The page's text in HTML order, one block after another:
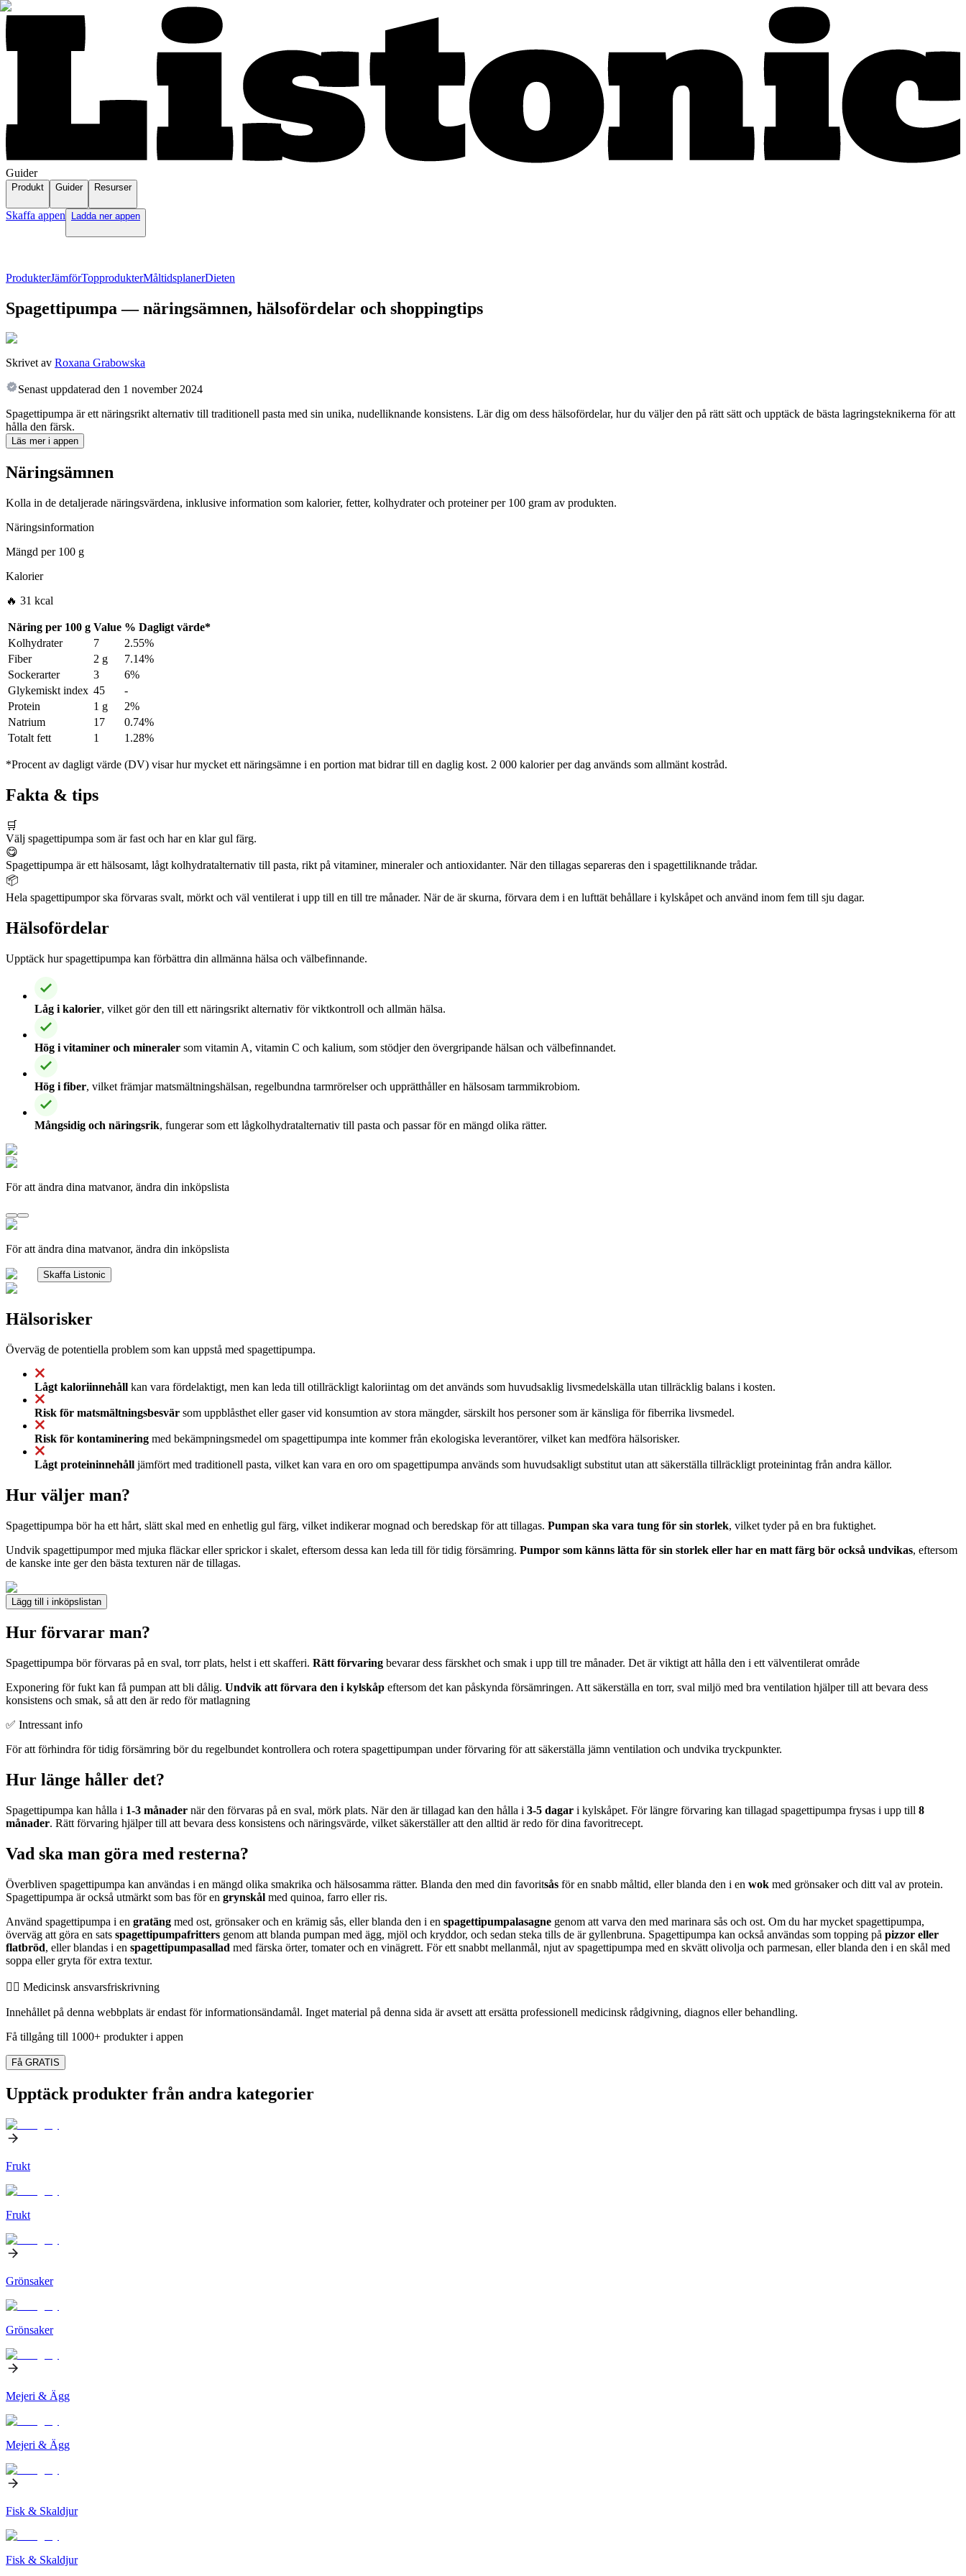
Guider
Produkt Guider Resurser
Skaffa appen Ladda ner appen
ProdukterJämförTopprodukterMåltidsplanerDieten
Spagettipumpa — näringsämnen, hälsofördelar och shoppingtips
Skrivet av Roxana Grabowska
Senast uppdaterad den 1 november 2024
Spagettipumpa är ett näringsrikt alternativ till traditionell pasta med sin unika, nudelliknande konsistens. Lär dig om dess hälsofördelar, hur du väljer den på rätt sätt och upptäck de bästa lagringsteknikerna för att
hålla den färsk.
Läs mer i appen
Näringsämnen
Kolla in de detaljerade näringsvärdena, inklusive information som kalorier, fetter, kolhydrater och proteiner per 100 gram av produkten.
Näringsinformation
Mängd per100 g
Kalorier
🔥 31 kcal
Näring per 100 g Value % Dagligt värde*
Kolhydrater
7
2.55%
Fiber
2 g
7.14%
Sockerarter
3
6%
Glykemiskt index 45
-
Protein
1 g
2%
Natrium
17
0.74%
Totalt fett
1 1.28%
*Procent av dagligt värde (DV) visar hur mycket ett näringsämne i en portion mat bidrar till en daglig kost. 2 000 kalorier per dag används som allmänt kostråd.
Fakta & tips
🛒
Välj spagettipumpa som är fast och har en klar gul färg.
😋
Spagettipumpa är ett hälsosamt, lågt kolhydratalternativ till pasta, rikt på vitaminer, mineraler och antioxidanter. När den tillagas separeras den i spagettiliknande trådar.
📦
Hela spagettipumpor ska förvaras svalt, mörkt och väl ventilerat i upp till en till tre månader. När de är skurna, förvara dem i en lufttät behållare i kylskåpet och använd inom fem till sju dagar.
Hälsofördelar
Upptäck hur spagettipumpa kan förbättra din allmänna hälsa och välbefinnande.
Låg i kalorier, vilket gör den till ett näringsrikt alternativ för viktkontroll och allmän hälsa.
Hög i vitaminer och mineraler som vitamin A, vitamin C och kalium, som stödjer den övergripande hälsan och välbefinnandet.
Hög i fiber, vilket främjar matsmältningshälsan, regelbundna tarmrörelser och upprätthåller en hälsosam tarmmikrobiom.
Mångsidig och näringsrik, fungerar som ett lågkolhydratalternativ till pasta och passar för en mängd olika rätter.
För att ändra dina matvanor, ändra din inköpslista
För att ändra dina matvanor, ändra din inköpslista
Skaffa Listonic
Hälsorisker
Överväg de potentiella problem som kan uppstå med spagettipumpa.
Lågt kaloriinnehåll kan vara fördelaktigt, men kan leda till otillräckligt kaloriintag om det används som huvudsaklig livsmedelskälla utan tillräcklig balans i kosten.
Risk för matsmältningsbesvär som uppblåsthet eller gaser vid konsumtion av stora mängder, särskilt hos personer som är känsliga för fiberrika livsmedel.
Risk för kontaminering med bekämpningsmedel om spagettipumpa inte kommer från ekologiska leverantörer, vilket kan medföra hälsorisker.
Lågt proteininnehåll jämfört med traditionell pasta, vilket kan vara en oro om spagettipumpa används som huvudsakligt substitut utan att säkerställa tillräckligt proteinintag från andra källor.
Hur väljer man?
Spagettipumpa bör ha ett hårt, slätt skal med en enhetlig gul färg, vilket indikerar mognad och beredskap för att tillagas. Pumpan ska vara tung för sin storlek, vilket tyder på en bra fuktighet.
Undvik spagettipumpor med mjuka fläckar eller sprickor i skalet, eftersom dessa kan leda till för tidig försämring. Pumpor som känns lätta för sin storlek eller har en matt färg bör också undvikas, eftersom
de kanske inte ger den bästa texturen när de tillagas.
Lägg till i inköpslistan
Hur förvarar man?
Spagettipumpa bör förvaras på en sval, torr plats, helst i ett skafferi. Rätt förvaring bevarar dess färskhet och smak i upp till tre månader. Det är viktigt att hålla den i ett välventilerat område
Exponering för fukt kan få pumpan att bli dålig. Undvik att förvara den i kylskåp eftersom det kan påskynda försämringen. Att säkerställa en torr, sval miljö med bra ventilation hjälper till att bevara dess
konsistens och smak, så att den är redo för matlagning
✅ Intressant info
För att förhindra för tidig försämring bör du regelbundet kontrollera och rotera spagettipumpan under förvaring för att säkerställa jämn ventilation och undvika tryckpunkter.
Hur länge håller det?
Spagettipumpa kan hålla i 1-3 månader när den förvaras på en sval, mörk plats. När den är tillagad kan den hålla i 3-5 dagar i kylskåpet. För längre förvaring kan tillagad spagettipumpa frysas i upp till 8
månader. Rätt förvaring hjälper till att bevara dess konsistens och näringsvärde, vilket säkerställer att den alltid är redo för dina favoritrecept.
Vad ska man göra med resterna?
Överbliven spagettipumpa kan användas i en mängd olika smakrika och hälsosamma rätter. Blanda den med din favoritsås för en snabb måltid, eller blanda den i en wok med grönsaker och ditt val av protein.
Spagettipumpa är också utmärkt som bas för en grynskål med quinoa, farro eller ris.
Använd spagettipumpa i en gratäng med ost, grönsaker och en krämig sås, eller blanda den i en spagettipumpalasagne genom att varva den med marinara sås och ost. Om du har mycket spagettipumpa,
överväg att göra en sats spagettipumpafritters genom att blanda pumpan med ägg, mjöl och kryddor, och sedan steka tills de är gyllenbruna. Spagettipumpa kan också användas som topping på pizzor eller
flatbröd, eller blandas i en spagettipumpasallad med färska örter, tomater och en vinägrett. För ett snabbt mellanmål, njut av spagettipumpa med en skvätt olivolja och parmesan, eller blanda den i en skål med
soppa eller gryta för extra textur.
👨‍⚕️️ Medicinsk ansvarsfriskrivning
Innehållet på denna webbplats är endast för informationsändamål. Inget material på denna sida är avsett att ersätta professionell medicinsk rådgivning, diagnos eller behandling.
Få tillgång till 1000+ produkter i appen
Få GRATIS
Upptäck produkter från andra kategorier
Frukt
Frukt
Grönsaker
Grönsaker
Mejeri & Ägg
Mejeri & Ägg
Fisk & Skaldjur
Fisk & Skaldjur